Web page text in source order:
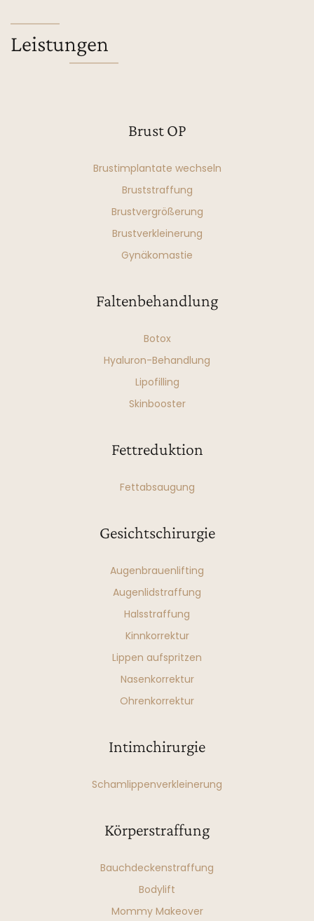
Leistungen
Brust OP
Brustimplantate wechseln
Bruststraffung
Brustvergrößerung
Brustverkleinerung
Gynäkomastie
Faltenbehandlung
Botox
Hyaluron-Behandlung
Lipofilling
Skinbooster
Fettreduktion
Fettabsaugung
Gesichtschirurgie
Augenbrauenlifting
Augenlidstraffung
Halsstraffung
Kinnkorrektur
Lippen aufspritzen
Nasenkorrektur
Ohrenkorrektur
Intimchirurgie
Schamlippenverkleinerung
Körperstraffung
Bauchdeckenstraffung
Bodylift
Mommy Makeover